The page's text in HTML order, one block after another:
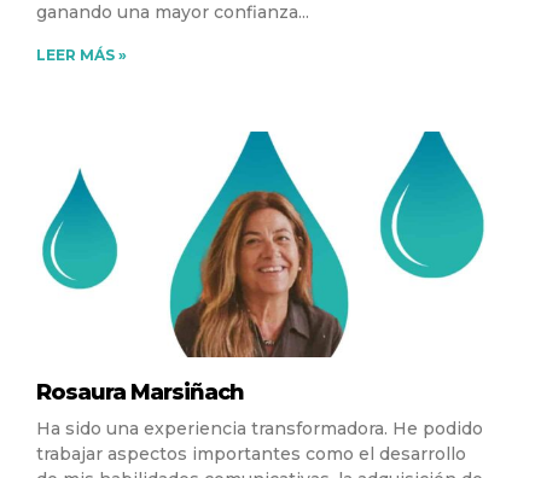
ganando una mayor confianza
LEER MÁS »
Rosaura Marsiñach
Ha sido una experiencia transformadora. He podido
trabajar aspectos importantes como el desarrollo